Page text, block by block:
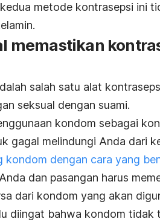
metode kontrasepsi ini
memastikan
salah satu alat
seksual dengan suami.
kondom sebagai
gagal melindungi Anda dari
kondom dengan cara yang
dan pasangan harus
dari kondom yang akan
diingat bahwa kondom tidak